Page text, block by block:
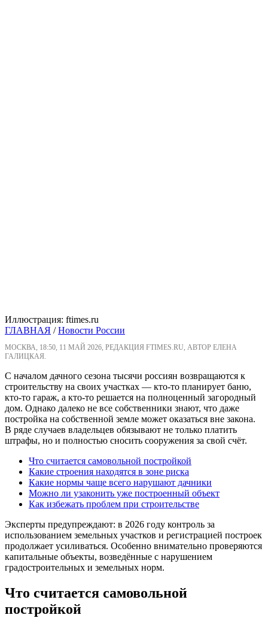
Иллюстрация: ftimes.ru
ГЛАВНАЯ /Новости России
МОСКВА, 18:50, 11 МАЙ 2026, РЕДАКЦИЯ FTIMES.RU, АВТОР ЕЛЕНА
ГАЛИЦКАЯ.
С началом дачного сезона тысячи россиян возвращаются к
строительству на своих участках — кто-то планирует баню,
кто-то гараж, а кто-то решается на полноценный загородный
дом. Однако далеко не все собственники знают, что даже
постройка на собственной земле может оказаться вне закона.
В ряде случаев владельцев обязывают не только платить
штрафы, но и полностью сносить сооружения за свой счёт.
Что считается самовольной постройкой
Какие строения находятся в зоне риска
Какие нормы чаще всего нарушают дачники
Можно ли узаконить уже построенный объект
Как избежать проблем при строительстве
Эксперты предупреждают: в 2026 году контроль за
использованием земельных участков и регистрацией построек
продолжает усиливаться. Особенно внимательно проверяются
капитальные объекты, возведённые с нарушением
градостроительных и земельных норм.
Что считается самовольной
постройкой